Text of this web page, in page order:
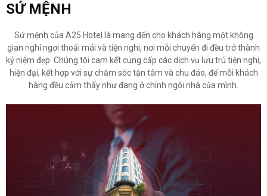
SỨ MỆNH
Sứ mệnh của A25 Hotel là mang đến cho khách hàng một không
gian nghỉ ngơi thoải mái và tiện nghi, nơi mỗi chuyến đi đều trở thành
kỷ niệm đẹp. Chúng tôi cam kết cung cấp các dịch vụ lưu trú tiện nghi,
hiện đại, kết hợp với sự chăm sóc tận tâm và chu đáo, để mỗi khách
hàng đều cảm thấy như đang ở chính ngôi nhà của mình.